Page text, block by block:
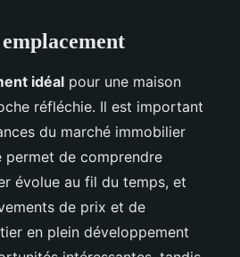
idéal pour une maison
réfléchie. Il est important
du marché immobilier
permet de comprendre
évolue au fil du temps, et
de prix et de
en plein développement